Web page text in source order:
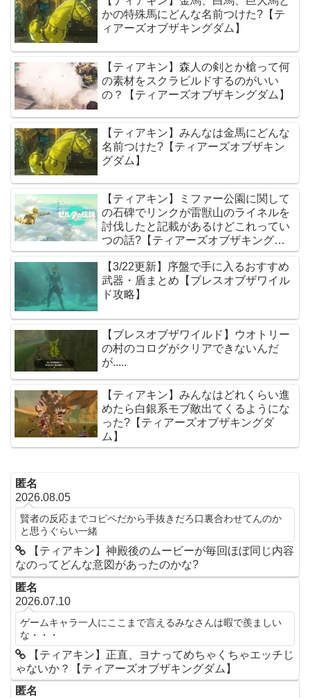
かの特殊馬にどんな名前つけた?【テ
ィアーズオブザキングダム】
【ティアキン】森人の剣とか槍って何
の素材をスクラビルドするのがいい
の？【ティアーズオブザキングダム】
【ティアキン】みんなは金馬にどんな
名前つけた?【ティアーズオブザキン
グダム】
【ティアキン】ミファー公園に関して
の石碑でリンクが雷獣山のライネルを
討伐したと記載があるけどこれってい
つの話?【ティアーズオブザキングダ
ム】
【3/22更新】序盤で手に入るおすすめ
武器・盾まとめ【ブレスオブザワイル
ド攻略】
【ブレスオブザワイルド】ウオトリー
の村のコログがクリアできないんだ
が.....
【ティアキン】みんなはどれくらい進
めたら白銀系モブ敵出てくるようにな
った?【ティアーズオブザキングダ
ム】
匿名
2026.08.05
賢者の反応までコピペだから手抜きだろ口裏合わせてんのか
と思うぐらい一緒
【ティアキン】神殿後のムービーが毎回ほぼ同じ内容
なのってどんな意図があったのかな?
匿名
2026.07.10
ゲームキャラ一人にここまで言えるみなさんは暇で羨ましい
な・・・
【ティアキン】正直、ヨナってめちゃくちゃエッチじ
ゃないか？【ティアーズオブザキングダム】
匿名